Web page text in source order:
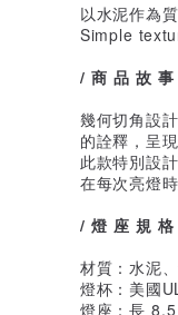
以水泥作為
Simple
/ 商 品 故
幾何切角設
的詮釋，呈
此款特別設
在每次亮燈
/ 燈 座 規
材質：水泥
燈杯：美國
燈座：長